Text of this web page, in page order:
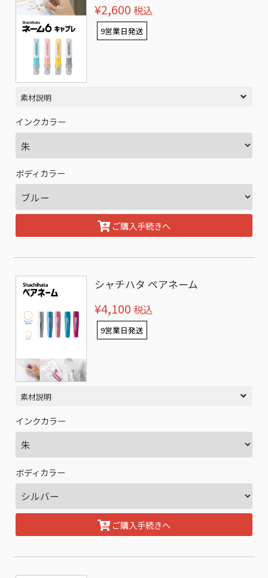
¥2,600 税込
9営業日発送
素材説明
インクカラー
ボディカラー
ご購入手続きへ
シャチハタ ペアネーム
¥4,100 税込
9営業日発送
素材説明
インクカラー
ボディカラー
ご購入手続きへ